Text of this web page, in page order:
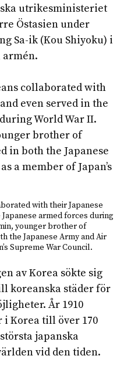
utrikesministeriet
Östasien under
Sa-ik (Kou Shiyoku) i
armén.
with their Japanese
armed forces during
younger brother of
the Japanese Army and Air
Supreme War Council.
av Korea sökte sig
koreanska städer för
År 1910
Korea till över 170
japanska
vid den tiden.